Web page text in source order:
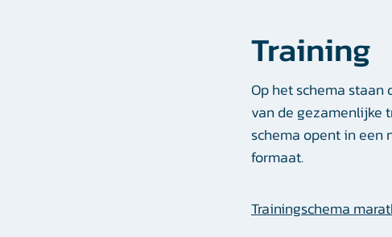
Training
Op het schema
van de gezamenlijke
schema opent in een
formaat.
Trainingschema